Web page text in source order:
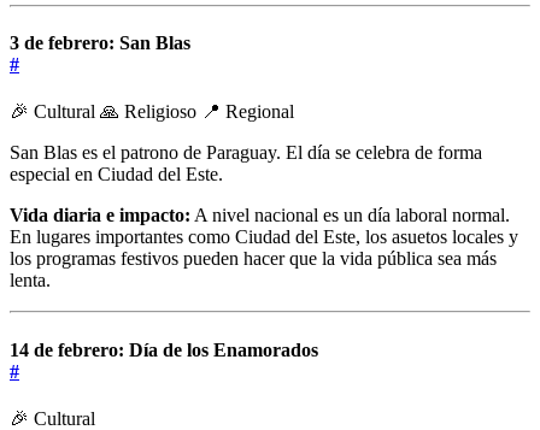
3 de febrero: San Blas
#
🎉 Cultural 🙏 Religioso 📍 Regional
San Blas es el patrono de Paraguay. El día se celebra de forma
especial en Ciudad del Este.
Vida diaria e impacto: A nivel nacional es un día laboral normal.
En lugares importantes como Ciudad del Este, los asuetos locales y
los programas festivos pueden hacer que la vida pública sea más
lenta.
14 de febrero: Día de los Enamorados
#
🎉 Cultural